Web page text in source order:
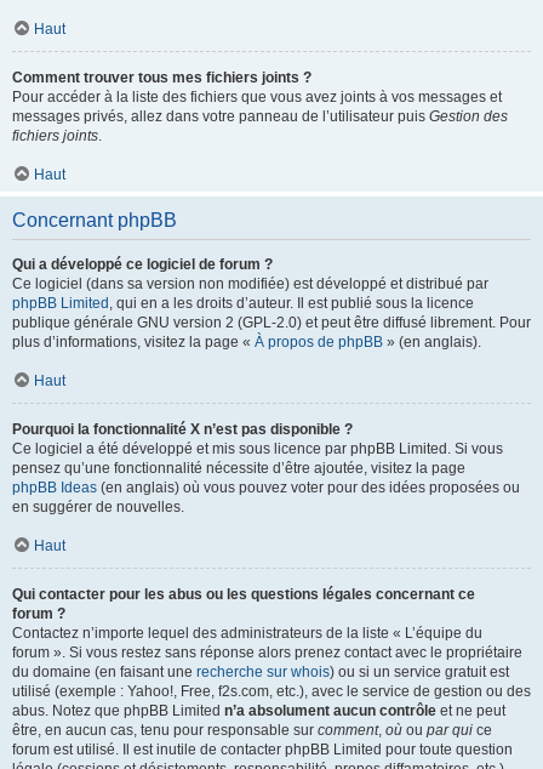
Haut
Comment trouver tous mes fichiers joints ?
Pour accéder à la liste des fichiers que vous avez joints à vos messages et
messages privés, allez dans votre panneau de l’utilisateur puis Gestion des
fichiers joints.
Haut
Concernant phpBB
Qui a développé ce logiciel de forum ?
Ce logiciel (dans sa version non modifiée) est développé et distribué par
phpBB Limited , qui en a les droits d’auteur. Il est publié sous la licence
publique générale GNU version 2 (GPL-2.0) et peut être diffusé librement. Pour
plus d’informations, visitez la page « À propos de phpBB » (en anglais).
Haut
Pourquoi la fonctionnalité X n’est pas disponible ?
Ce logiciel a été développé et mis sous licence par phpBB Limited. Si vous
pensez qu’une fonctionnalité nécessite d’être ajoutée, visitez la page
phpBB Ideas (en anglais) où vous pouvez voter pour des idées proposées ou
en suggérer de nouvelles.
Haut
Qui contacter pour les abus ou les questions légales concernant ce
forum ?
Contactez n’importe lequel des administrateurs de la liste « L’équipe du
forum ». Si vous restez sans réponse alors prenez contact avec le propriétaire
du domaine (en faisant une recherche sur whois) ou si un service gratuit est
utilisé (exemple : Yahoo!, Free, f2s.com, etc.), avec le service de gestion ou des
abus. Notez que phpBB Limited n’a absolument aucun contrôle et ne peut
être, en aucun cas, tenu pour responsable sur comment, où ou par qui ce
forum est utilisé. Il est inutile de contacter phpBB Limited pour toute question